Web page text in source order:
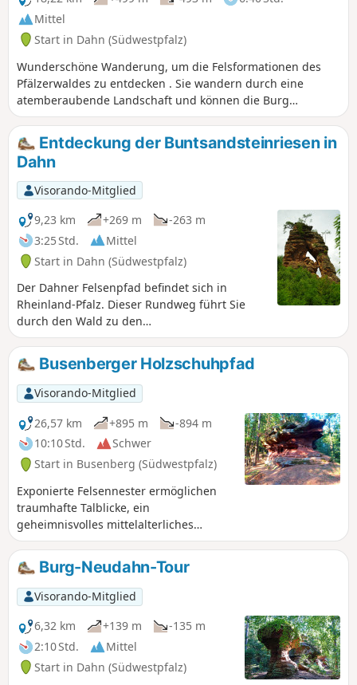
Berühmt ist auch der Napoleonfels, ein
Felsenturm aus rotem Sandstein, der nicht nur
Namensgeber des Napoleonsteigs ist, sondern
auch auf der knapp 10 km langen Kaisertour
liegt.
Mittel
Start in Dahn (Südwestpfalz)
Wunderschöne Wanderung, um die Felsformationen des
Pfälzerwaldes zu entdecken . Sie wandern durch eine
atemberaubende Landschaft und können die Burg
Neudahn entdecken, die im Bauernkrieg im 16. Jahrhundert
zerstört wurde und zu den am besten erhaltenen Burgen
des Pfälzerwaldes gehört
Entdeckung der Buntsandsteinriesen in
Dahn
Visorando-Mitglied
9,23 km
+269 m
-263 m
3:25 Std.
Mittel
Start in Dahn (Südwestpfalz)
Der Dahner Felsenpfad befindet sich in
Rheinland-Pfalz. Dieser Rundweg führt Sie
durch den Wald zu den
Buntsandsteinformationen sowie zu den
umliegenden Aussichtspunkten. Entlang der
Strecke ist auch eine Verpflegung möglich.
Busenberger Holzschuhpfad
Visorando-Mitglied
26,57 km
+895 m
-894 m
10:10 Std.
Schwer
Start in Busenberg (Südwestpfalz)
Exponierte Felsennester ermöglichen
traumhafte Talblicke, ein
geheimnisvolles mittelalterliches
Gemäuer darf erkundet werden und
eine gute Routenführung sorgt für ein
tolles Wandererlebnis im Mittleren
Wasgau. Bizarre
Buntsandsteinformationen liegen am
Weg, imposante Felsentore werden
durchschritten und ein idyllisches
Wiesental ist zu durchwandern.
Burg-Neudahn-Tour
Visorando-Mitglied
6,32 km
+139 m
-135 m
2:10 Std.
Mittel
Start in Dahn (Südwestpfalz)